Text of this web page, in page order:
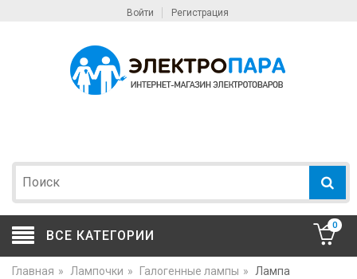
Войти Регистрация
ВСЕ КАТЕГОРИИ
0
Главная » Лампочки » Галогенные лампы » Лампа